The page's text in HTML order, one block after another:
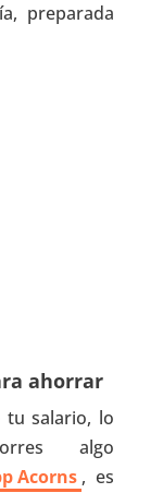
preparada
ahorrar
tu salario, lo
algo
Acorns , es